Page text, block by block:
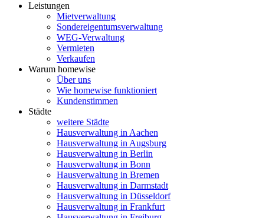
Leistungen
Mietverwaltung
Sondereigentumsverwaltung
WEG-Verwaltung
Vermieten
Verkaufen
Warum homewise
Über uns
Wie homewise funktioniert
Kundenstimmen
Städte
weitere Städte
Hausverwaltung in Aachen
Hausverwaltung in Augsburg
Hausverwaltung in Berlin
Hausverwaltung in Bonn
Hausverwaltung in Bremen
Hausverwaltung in Darmstadt
Hausverwaltung in Düsseldorf
Hausverwaltung in Frankfurt